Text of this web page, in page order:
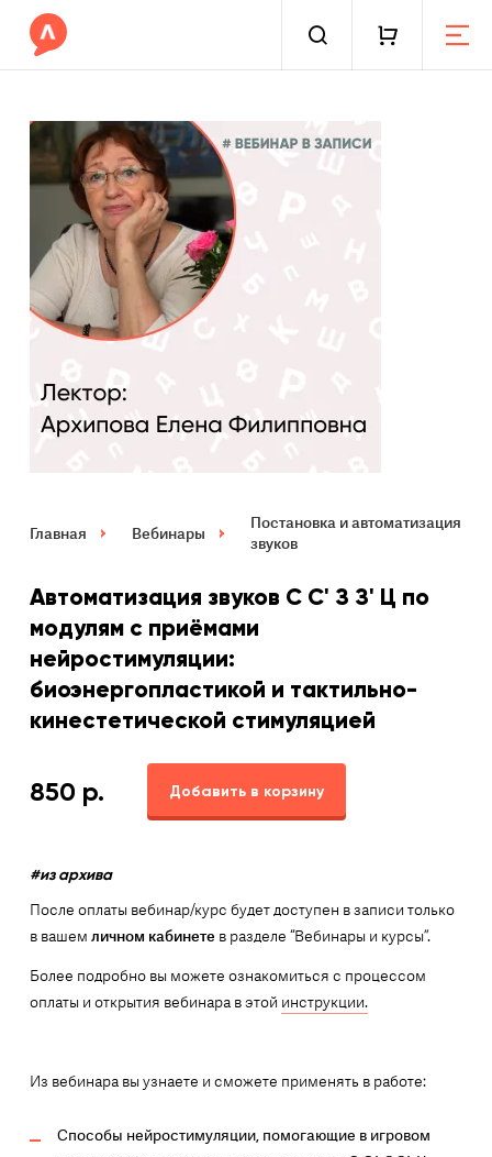
Главная Вебинары
Постановка и автоматизация
звуков
Автоматизация звуков С С' З З' Ц по
модулям с приёмами
нейростимуляции:
биоэнергопластикой и тактильно-
кинестетической стимуляцией
850 р. Добавить в корзину
#из архива
После оплаты вебинар/курс будет доступен в записи только
в вашем личном кабинете в разделе “Вебинары и курсы”.
Более подробно вы можете ознакомиться с процессом
оплаты и открытия вебинара в этой инструкции.
Из вебинара вы узнаете и сможете применять в работе:
Способы нейростимуляции, помогающие в игровом